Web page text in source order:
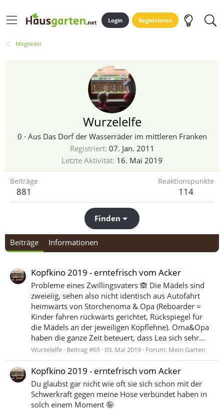
Login Registrieren
Mitglieder
Wurzelelfe
0 · Aus Das Dorf der Wasserräder im mittleren Franken
Registriert 07. Jan. 2011
Letzte Aktivität 16. Mai 2019
Beiträge
881
Reaktionspunkte
114
Finden
Beiträge Informationen
Kopfkino 2019 - erntefrisch vom Acker
Probleme eines Zwillingsvaters 🙈 Die Mädels sind
zweieiig, sehen also nicht identisch aus Autofahrt
heimwärts von Storchenoma & Opa (Reboarder =
Kinder fahren rückwärts gerichtet, Rückspiegel für
die Mädels an der jeweiligen Kopflehne). Oma&Opa
haben die ganze Zeit beteuert, dass Lea sich sehr...
Wurzelelfe Beitrag #65 03. Mai 2019 Forum: Mein Garten
Kopfkino 2019 - erntefrisch vom Acker
Du glaubst gar nicht wie oft sie sich schon mit der
Schwerkraft gegen meine Hose verbündet haben in
solch einem Moment 🤪